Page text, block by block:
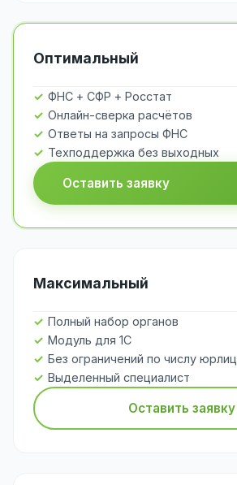
Оптимальный
ФНС + СФР + Росстат
Онлайн-сверка расчётов
Ответы на запросы ФНС
Техподдержка без выходных
Оставить заявку
Максимальный
Полный набор органов
Модуль для 1С
Без ограничений по числу юрлиц
Выделенный специалист
Оставить заявку